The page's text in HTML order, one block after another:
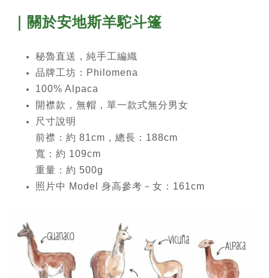
｜關於安地斯羊駝斗篷
秘魯直送，純手工編織
品牌工坊：Philomena
100% Alpaca
開襟款，無帽，單一款式無分男女
尺寸說明
前襟：約 81cm，總長：188cm
寬：約 109cm
重量：約 500g
照片中 Model 身高參考－女：161cm